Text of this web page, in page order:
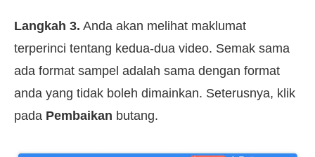
Langkah 3. Anda akan melihat maklumat
terperinci tentang kedua-dua video. Semak sama
ada format sampel adalah sama dengan format
anda yang tidak boleh dimainkan. Seterusnya, klik
pada Pembaikan butang.